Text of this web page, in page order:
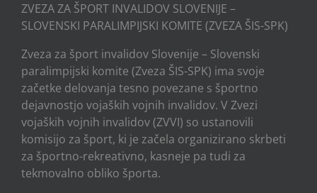
ZVEZA ZA ŠPORT INVALIDOV SLOVENIJE –
SLOVENSKI PARALIMPIJSKI KOMITE (ZVEZA ŠIS-SPK)
Zveza za šport invalidov Slovenije – Slovenski
paralimpijski komite (Zveza ŠIS-SPK) ima svoje
začetke delovanja tesno povezane s športno
dejavnostjo vojaških vojnih invalidov. V Zvezi
vojaških vojnih invalidov (ZVVI) so ustanovili
komisijo za šport, ki je začela organizirano skrbeti
za športno-rekreativno, kasneje pa tudi za
tekmovalno obliko športa.